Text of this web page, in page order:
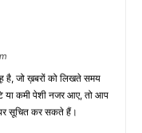
है, जो ख़बरों को लिखते समय
या कमी पेशी नजर आए, तो आप
सूचित कर सकते हैं।